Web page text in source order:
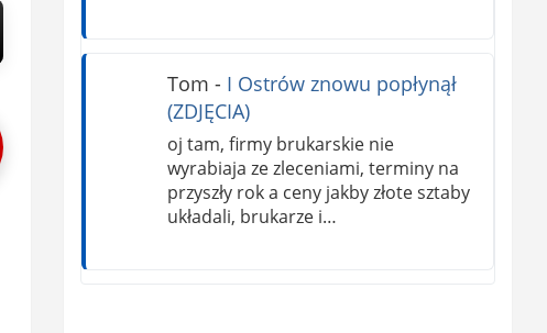
Tom - I Ostrów znowu popłynął
(ZDJĘCIA)
oj tam, firmy brukarskie nie
wyrabiaja ze zleceniami, terminy na
przyszły rok a ceny jakby złote sztaby
układali, brukarze i…